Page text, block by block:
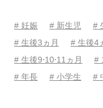
# 妊娠 # 新生児 #
# 生後3ヵ月
# 生後4
# 生後9⋅10⋅11ヵ月
#
# 年長
# 小学生 #